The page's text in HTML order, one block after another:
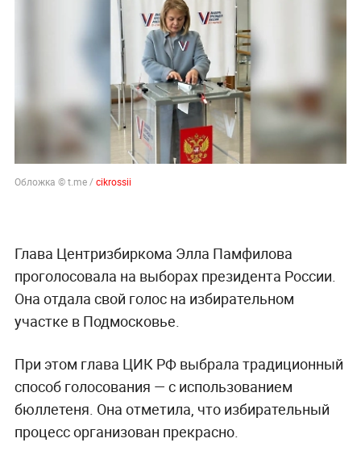
Обложка © t.me /cikrossii
Глава Центризбиркома Элла Памфилова
проголосовала на выборах президента России.
Она отдала свой голос на избирательном
участке в Подмосковье.
При этом глава ЦИК РФ выбрала традиционный
способ голосования — с использованием
бюллетеня. Она отметила, что избирательный
процесс организован прекрасно.